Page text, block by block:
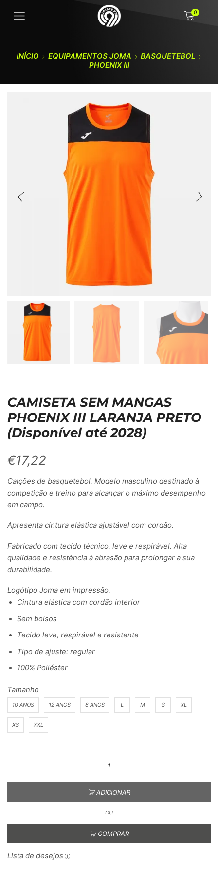
0
INÍCIO EQUIPAMENTOS JOMA
BASQUETEBOL
PHOENIX III
CAMISETA SEM MANGAS
PHOENIX III LARANJA PRETO
(Disponível até 2028)
€17,22
Calções de basquetebol. Modelo masculino destinado à
competição e treino para alcançar o máximo desempenho
em campo.
Apresenta cintura elástica ajustável com cordão.
Fabricado com tecido técnico, leve e respirável. Alta
qualidade e resistência à abrasão para prolongar a sua
durabilidade.
Logótipo Joma em impressão.
Cintura elástica com cordão interior
Sem bolsos
Tecido leve, respirável e resistente
Tipo de ajuste: regular
100% Poliéster
Tamanho
10 ANOS 12 ANOS 8 ANOS L M S XL
XS XXL
ADICIONAR
OU
COMPRAR
Lista de desejos